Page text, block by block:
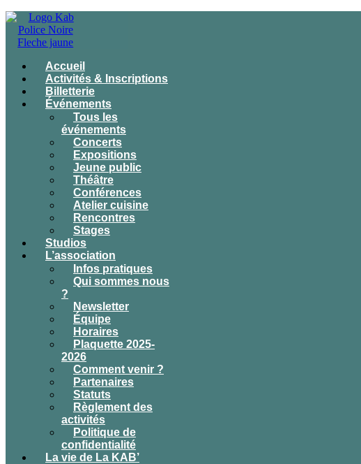
Accueil
Activités & Inscriptions
Billetterie
Événements
Tous les
événements
Concerts
Expositions
Jeune public
Théâtre
Conférences
Atelier cuisine
Rencontres
Stages
Studios
L’association
Infos pratiques
Qui sommes nous
?
Newsletter
Équipe
Horaires
Plaquette 2025-
2026
Comment venir ?
Partenaires
Statuts
Règlement des
activités
Politique de
confidentialité
La vie de La KAB’